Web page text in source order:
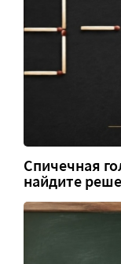
Спичечная
найдите